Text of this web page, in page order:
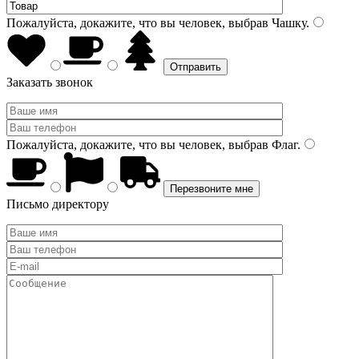
Пожалуйста, докажите, что вы человек, выбрав Чашку.
Заказать звонок
Пожалуйста, докажите, что вы человек, выбрав Флаг.
Письмо директору